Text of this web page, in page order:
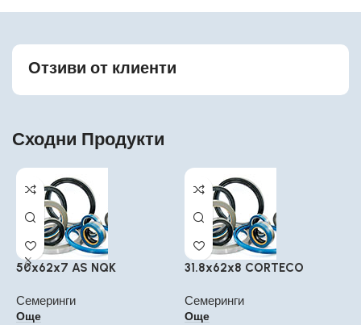
Отзиви от клиенти
Сходни Продукти
50x62x7 AS NQK
Семеринги
Още
31.8x62x8 CORTECO
Семеринги
Още